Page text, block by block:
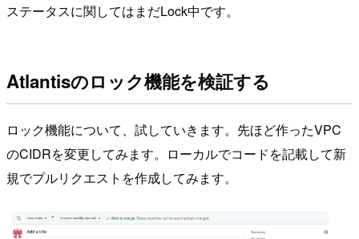
ステータスに関してはまだLock中です。
Atlantisのロック機能を検証する
ロック機能について、試していきます。先ほど作ったVPC
のCIDRを変更してみます。ローカルでコードを記載して新
規でプルリクエストを作成してみます。